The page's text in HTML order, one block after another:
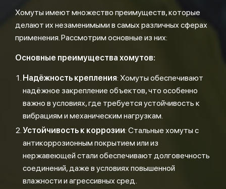
Хомуты имеют множество преимуществ, которые
делают их незаменимыми в самых различных сферах
применения. Рассмотрим основные из них:
Основные преимущества хомутов:
Надёжность крепления: Хомуты обеспечивают
надёжное закрепление объектов, что особенно
важно в условиях, где требуется устойчивость к
вибрациям и механическим нагрузкам.
Устойчивость к коррозии: Стальные хомуты с
антикоррозионным покрытием или из
нержавеющей стали обеспечивают долговечность
соединений, даже в условиях повышенной
влажности и агрессивных сред.